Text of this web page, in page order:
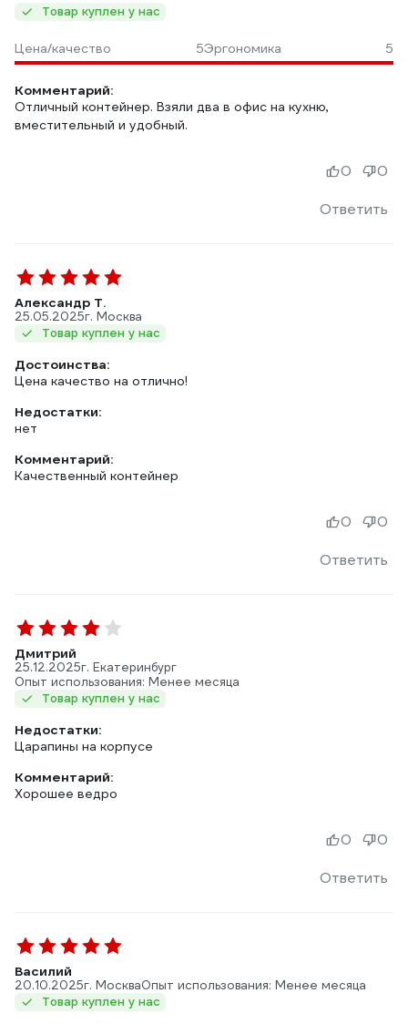
Товар куплен у нас
Цена/качество 5Эргономика 5
Комментарий:
Отличный контейнер. Взяли два в офис на кухню,
вместительный и удобный.
Ответить
0 0
Александр Т.
25.05.2025г. Москва
Товар куплен у нас
Достоинства:
Цена качество на отлично!
Недостатки:
нет
Комментарий:
Качественный контейнер
Ответить
0 0
Дмитрий
25.12.2025г. Екатеринбург
Опыт использования: Менее месяца
Товар куплен у нас
Недостатки:
Царапины на корпусе
Комментарий:
Хорошее ведро
Ответить
0 0
Василий
20.10.2025г. МоскваОпыт использования: Менее месяца
Товар куплен у нас